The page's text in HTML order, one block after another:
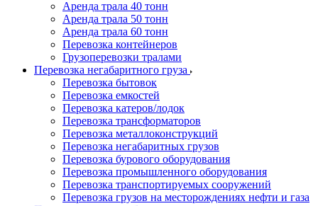
Аренда трала 40 тонн
Аренда трала 50 тонн
Аренда трала 60 тонн
Перевозка контейнеров
Грузоперевозки тралами
Перевозка негабаритного груза
Перевозка бытовок
Перевозка емкостей
Перевозка катеров/лодок
Перевозка трансформаторов
Перевозка металлоконструкций
Перевозка негабаритных грузов
Перевозка бурового оборудования
Перевозка промышленного оборудования
Перевозка транспортируемых сооружений
Перевозка грузов на месторождениях нефти и газа